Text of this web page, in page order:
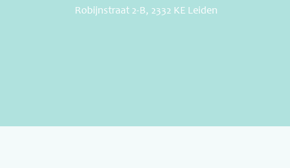
Robijnstraat 2-B, 2332 KE Leiden